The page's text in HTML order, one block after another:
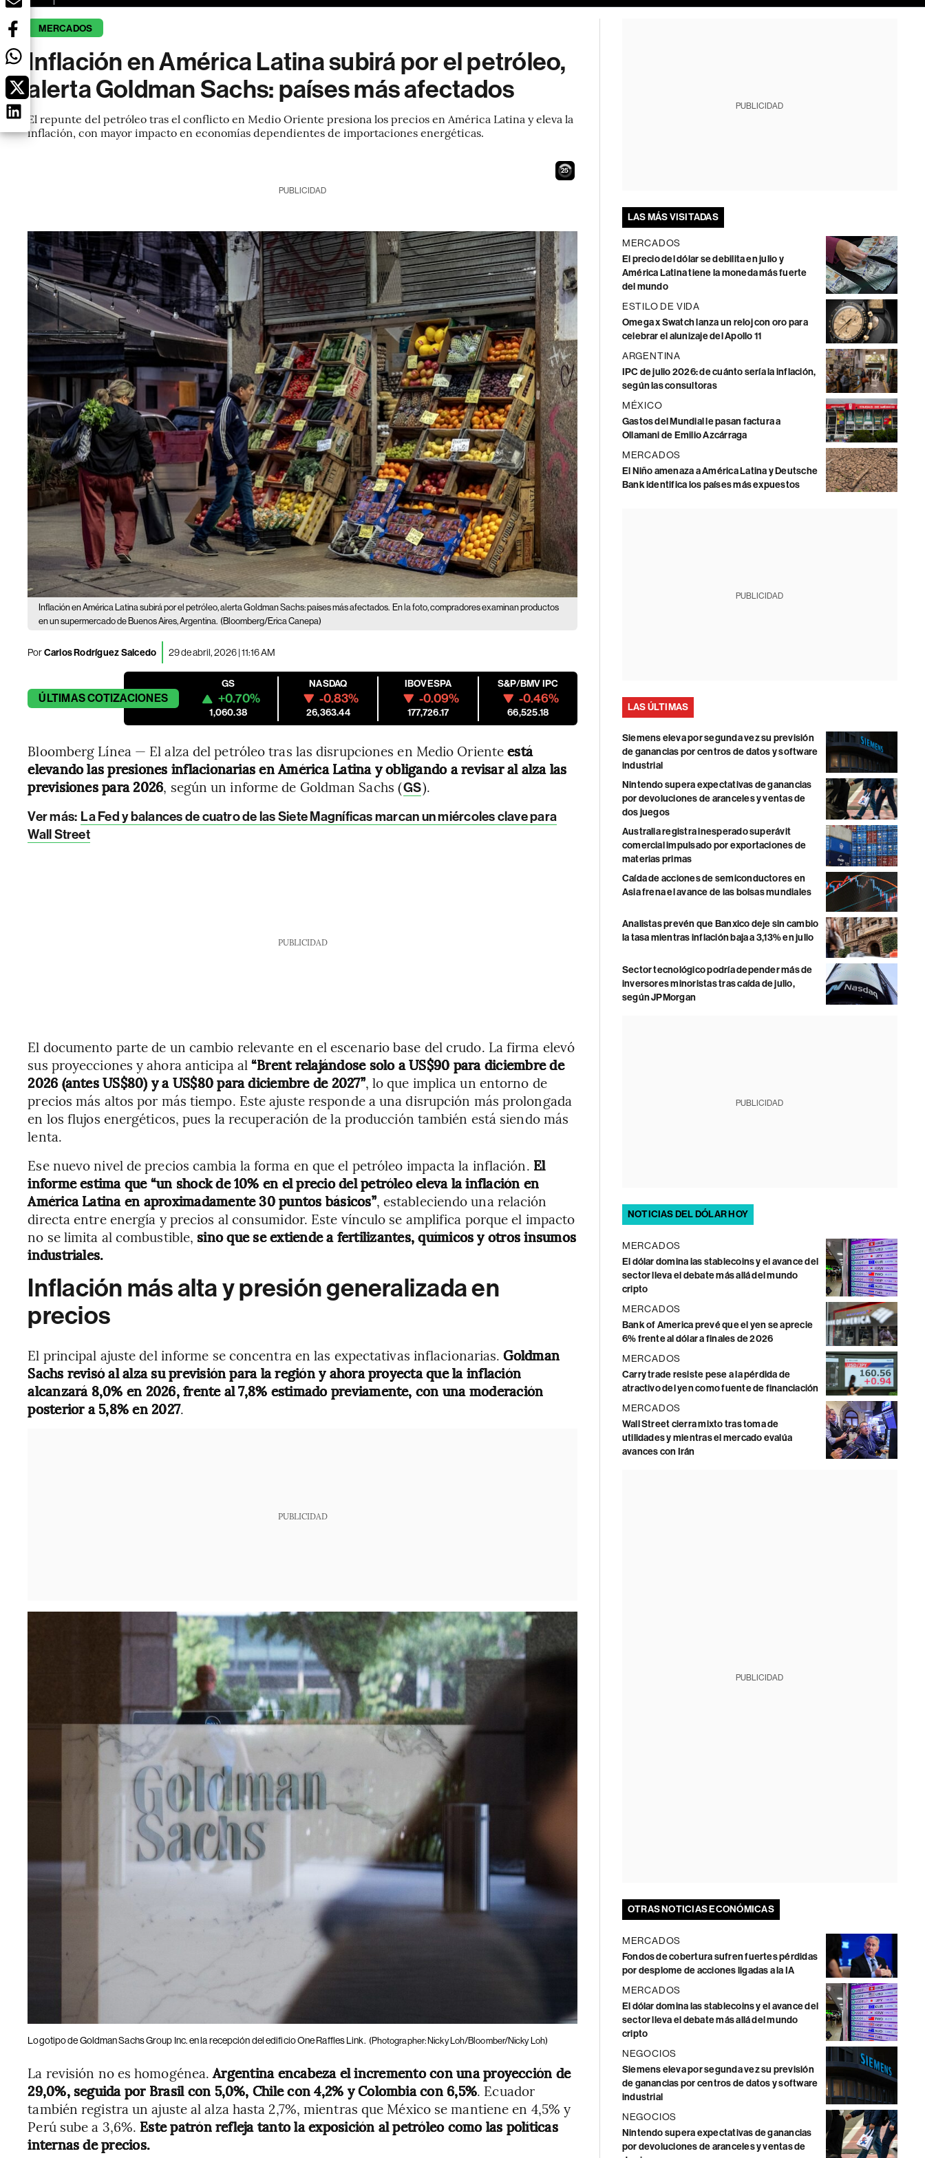
MERCADOS
Inflación en América Latina subirá por el petróleo,
alerta Goldman Sachs: países más afectados
El repunte del petróleo tras el conflicto en Medio Oriente presiona los precios en América Latina y eleva la
inflación, con mayor impacto en economías dependientes de importaciones energéticas.
24
PUBLICIDAD
Inflación en América Latina subirá por el petróleo, alerta Goldman Sachs: países más afectados. En la foto, compradores examinan productos
en un supermercado de Buenos Aires, Argentina. (Bloomberg/Erica Canepa)
PorCarlos Rodríguez Salcedo 29 de abril, 2026 | 11:16 AM
ÚLTIMASCOTIZACIONES
GS
+0.70%
1,060.38
NASDAQ
-0.83%
26,363.44
IBOVESPA
-0.09%
177,726.17
S&P/BMV IPC
-0.46%
66,525.18
Bloomberg Línea — El alza del petróleo tras las disrupciones en Medio Orienteestá
elevando las presiones inflacionarias en América Latina y obligando a revisar al alza las
previsiones para 2026, según un informe de Goldman Sachs (GS).
Ver más: La Fed y balances de cuatro de las Siete Magníficas marcan un miércoles clave para
Wall Street
PUBLICIDAD
El documento parte de un cambio relevante en el escenario base del crudo. La firma elevó
sus proyecciones y ahora anticipa al“Brent relajándose solo a US$90 para diciembre de
2026 (antes US$80) y a US$80 para diciembre de 2027”, lo que implica un entorno de
precios más altos por más tiempo. Este ajuste responde a una disrupción más prolongada
en los flujos energéticos, pues la recuperación de la producción también está siendo más
lenta.
Ese nuevo nivel de precios cambia la forma en que el petróleo impacta la inflación. El
informe estima que “un shock de 10% en el precio del petróleo eleva la inflación en
América Latina en aproximadamente 30 puntos básicos”, estableciendo una relación
directa entre energía y precios al consumidor. Este vínculo se amplifica porque el impacto
no se limita al combustible, sino que se extiende a fertilizantes, químicos y otros insumos
industriales.
Inflación más alta y presión generalizada en
precios
El principal ajuste del informe se concentra en las expectativas inflacionarias.Goldman
Sachs revisó al alza su previsión para la región y ahora proyecta que la inflación
alcanzará 8,0% en 2026, frente al 7,8% estimado previamente, con una moderación
posterior a 5,8% en 2027.
PUBLICIDAD
Logotipo de Goldman Sachs Group Inc. en la recepción del edificio One Raffles Link. (Photographer: Nicky Loh/Bloomber/Nicky Loh)
La revisión no es homogénea.Argentina encabeza el incremento con una proyección de
29,0%, seguida por Brasil con 5,0%, Chile con 4,2% y Colombia con 6,5%. Ecuador
también registra un ajuste al alza hasta 2,7%, mientras que México se mantiene en 4,5% y
Perú sube a 3,6%. Este patrón refleja tanto la exposición al petróleo como las políticas
internas de precios.
PUBLICIDAD
LAS MÁS VISITADAS
MERCADOS
El precio del dólar se debilita en julio y
América Latina tiene la moneda más fuerte
del mundo
ESTILO DE VIDA
Omega x Swatch lanza un reloj con oro para
celebrar el alunizaje del Apollo 11
ARGENTINA
IPC de julio 2026: de cuánto sería la inflación,
según las consultoras
MÉXICO
Gastos del Mundial le pasan factura a
Ollamani de Emilio Azcárraga
MERCADOS
El Niño amenaza a América Latina y Deutsche
Bank identifica los países más expuestos
PUBLICIDAD
LAS ÚLTIMAS
Siemens eleva por segunda vez su previsión
de ganancias por centros de datos y software
industrial
Nintendo supera expectativas de ganancias
por devoluciones de aranceles y ventas de
dos juegos
Australia registra inesperado superávit
comercial impulsado por exportaciones de
materias primas
Caída de acciones de semiconductores en
Asia frena el avance de las bolsas mundiales
Analistas prevén que Banxico deje sin cambio
la tasa mientras inflación baja a 3,13% en julio
Sector tecnológico podría depender más de
inversores minoristas tras caída de julio,
según JPMorgan
PUBLICIDAD
NOTICIAS DEL DÓLAR HOY
MERCADOS
El dólar domina las stablecoins y el avance del
sector lleva el debate más allá del mundo
cripto
MERCADOS
Bank of America prevé que el yen se aprecie
6% frente al dólar a finales de 2026
MERCADOS
Carry trade resiste pese a la pérdida de
atractivo del yen como fuente de financiación
MERCADOS
Wall Street cierra mixto tras toma de
utilidades y mientras el mercado evalúa
avances con Irán
PUBLICIDAD
OTRAS NOTICIAS ECONÓMICAS
MERCADOS
Fondos de cobertura sufren fuertes pérdidas
por desplome de acciones ligadas a la IA
MERCADOS
El dólar domina las stablecoins y el avance del
sector lleva el debate más allá del mundo
cripto
NEGOCIOS
Siemens eleva por segunda vez su previsión
de ganancias por centros de datos y software
industrial
NEGOCIOS
Nintendo supera expectativas de ganancias
por devoluciones de aranceles y ventas de